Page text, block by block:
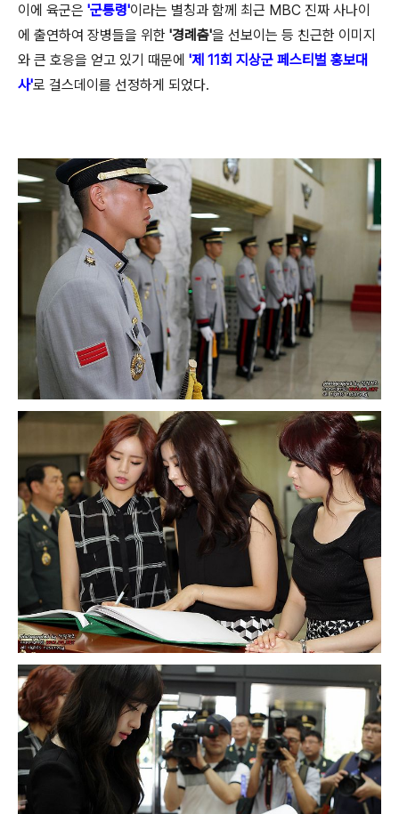
이에 육군은 '군통령'이라는 별칭과 함께 최근 MBC 진짜 사나이
에 출연하여 장병들을 위한 '경례춤'을 선보이는 등 친근한 이미지
와 큰 호응을 얻고 있기 때문에 '제 11회 지상군 페스티벌 홍보대
사'로 걸스데이를 선정하게 되었다.